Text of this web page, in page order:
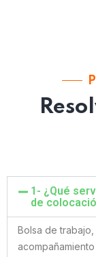
1- ¿Qué
de
Bolsa de